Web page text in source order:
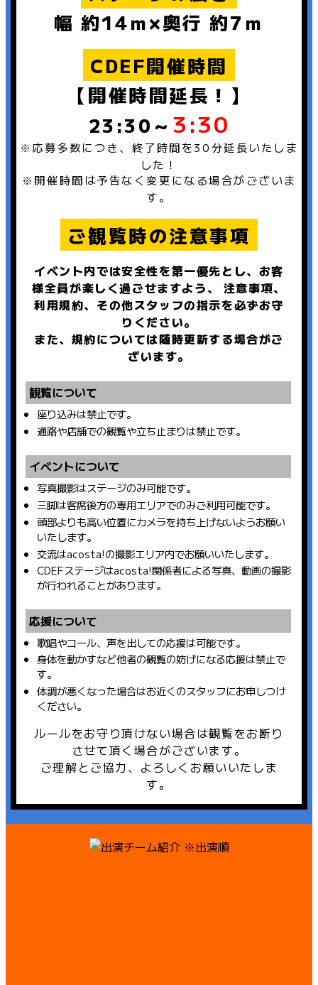
幅 約14ｍ×奥行 約7ｍ
CDEF開催時間
【開催時間延長！】
23:30～ 3:30
※応募多数につき、終了時間を30分延長いたしま
した！
※開催時間は予告なく変更になる場合がございま
す。
ご観覧時の注意事項
イベント内では安全性を第一優先とし、お客
様全員が楽しく過ごせますよう、 注意事項、
利用規約、その他スタッフの指示を必ずお守
りください。
また、規約については随時更新する場合がご
ざいます。
観覧について
座り込みは禁止です。
通路や店舗での観覧や立ち止まりは禁止です。
イベントについて
写真撮影はステージのみ可能です。
三脚は客席後方の専用エリアでのみご利用可能です。
頭部よりも高い位置にカメラを持ち上げないようお願い
いたします。
交流はacosta!の撮影エリア内でお願いいたします。
CDEFステージはacosta!関係者による写真、動画の撮影
が行われることがあります。
応援について
歌唱やコール、声を出しての応援は可能です。
身体を動かすなど他者の観覧の妨げになる応援は禁止で
す。
体調が悪くなった場合はお近くのスタッフにお申しつけ
ください。
ルールをお守り頂けない場合は観覧をお断り
させて頂く場合がございます。
ご理解とご協力、よろしくお願いいたしま
す。
※出演順